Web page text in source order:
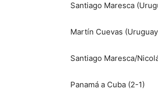
Santiago Maresca
Martín Cuevas
Santiago Maresca/
Panamá a Cuba (2-1)